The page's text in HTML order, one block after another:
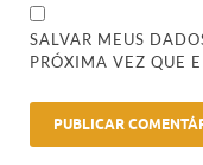
SALVAR MEUS
PRÓXIMA VEZ QUE